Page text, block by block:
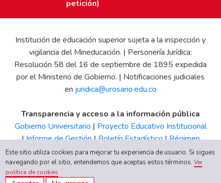
petición)
Institución de educación superior sujeta a la inspección y
vigilancia del Mineducación. | Personería Jurídica:
Resolución 58 del 16 de septiembre de 1895 expedida
por el Ministerio de Gobierno. | Notificaciones judiciales
en juridica@urosario.edu.co
Transparencia y acceso a la información pública
Gobierno Universitario | Proyecto Educativo Institucional
|Informe de Gestión|Boletín Estadístico|Régimen
Tributario|Estados Financieros |Código de Ética| Canal
de Integridad UR
Este sitio utiliza cookies para mejorar tu experiencia de usuario. Si sigues
navegando por el sitio, entendemos que aceptas estos términos.Ver
política de cookies